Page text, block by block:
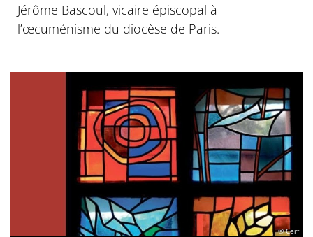
Jérôme Bascoul, vicaire épiscopal à
l’œcuménisme du diocèse de Paris.
© Cerf